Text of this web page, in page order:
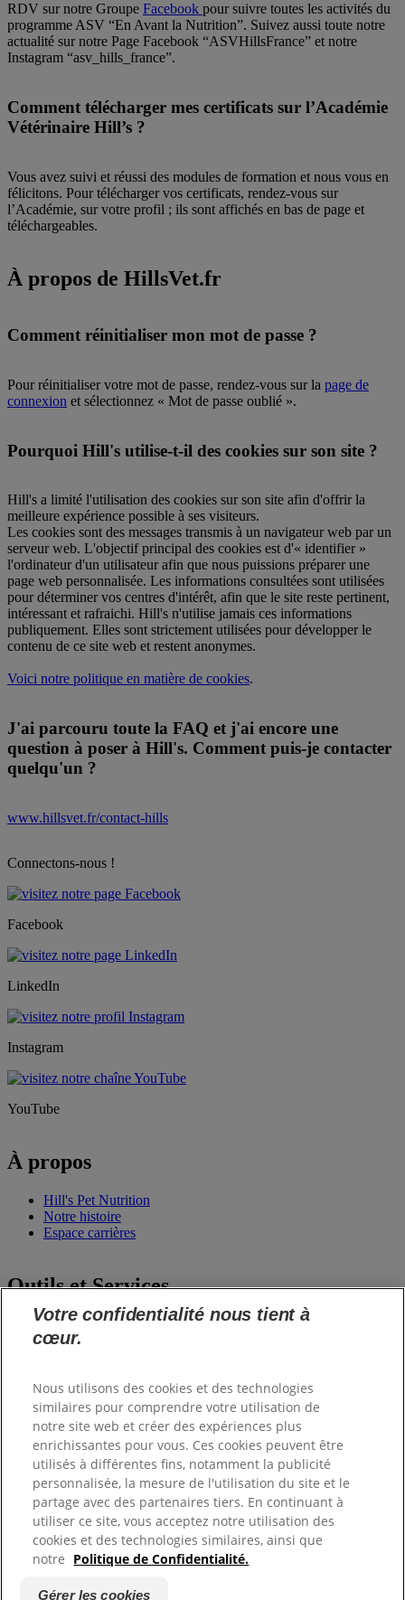
RDV sur notre Groupe Facebook pour suivre toutes les activités du
programme ASV “En Avant la Nutrition”. Suivez aussi toute notre
actualité sur notre Page Facebook “ASVHillsFrance” et notre
Instagram “asv_hills_france”.
Comment télécharger mes certificats sur l’Académie
Vétérinaire Hill’s ?
Vous avez suivi et réussi des modules de formation et nous vous en
félicitons. Pour télécharger vos certificats, rendez-vous sur
l’Académie, sur votre profil ; ils sont affichés en bas de page et
téléchargeables.
À propos de HillsVet.fr
Comment réinitialiser mon mot de passe ?
Pour réinitialiser votre mot de passe, rendez-vous sur la page de
connexion et sélectionnez « Mot de passe oublié ».
Pourquoi Hill's utilise-t-il des cookies sur son site ?
Hill's a limité l'utilisation des cookies sur son site afin d'offrir la
meilleure expérience possible à ses visiteurs.
Les cookies sont des messages transmis à un navigateur web par un
serveur web. L'objectif principal des cookies est d'« identifier »
l'ordinateur d'un utilisateur afin que nous puissions préparer une
page web personnalisée. Les informations consultées sont utilisées
pour déterminer vos centres d'intérêt, afin que le site reste pertinent,
intéressant et rafraichi. Hill's n'utilise jamais ces informations
publiquement. Elles sont strictement utilisées pour développer le
contenu de ce site web et restent anonymes.
Voici notre politique en matière de cookies.
J'ai parcouru toute la FAQ et j'ai encore une
question à poser à Hill's. Comment puis-je contacter
quelqu'un ?
www.hillsvet.fr/contact-hills
Connectons-nous !
Facebook
LinkedIn
Instagram
YouTube
À propos
Hill's Pet Nutrition
Notre histoire
Espace carrières
Outils et Services
Commande de matériel
Formations
Informations
Nous contacter
FAQ
Mon profil
Engagements Hill's
Droits d'auteur ©Hill's. Tous droits réservés.
Politique de confidentialité
Plan du Site
Votre confidentialité nous tient à
cœur.
Nous utilisons des cookies et des technologies
similaires pour comprendre votre utilisation de
notre site web et créer des expériences plus
enrichissantes pour vous. Ces cookies peuvent être
utilisés à différentes fins, notamment la publicité
personnalisée, la mesure de l'utilisation du site et le
partage avec des partenaires tiers. En continuant à
utiliser ce site, vous acceptez notre utilisation des
cookies et des technologies similaires, ainsi que
notre Politique de Confidentialité.
Gérer les cookies